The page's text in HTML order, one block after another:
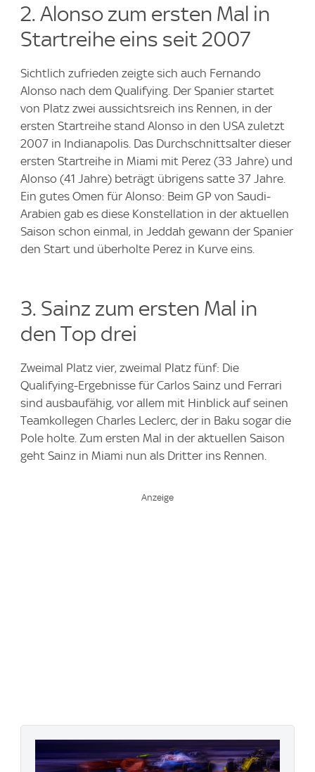
2. Alonso zum ersten Mal in
Startreihe eins seit 2007
Sichtlich zufrieden zeigte sich auch Fernando
Alonso nach dem Qualifying. Der Spanier startet
von Platz zwei aussichtsreich ins Rennen, in der
ersten Startreihe stand Alonso in den USA zuletzt
2007 in Indianapolis. Das Durchschnittsalter dieser
ersten Startreihe in Miami mit Perez (33 Jahre) und
Alonso (41 Jahre) beträgt übrigens satte 37 Jahre.
Ein gutes Omen für Alonso: Beim GP von Saudi-
Arabien gab es diese Konstellation in der aktuellen
Saison schon einmal, in Jeddah gewann der Spanier
den Start und überholte Perez in Kurve eins.
3. Sainz zum ersten Mal in
den Top drei
Zweimal Platz vier, zweimal Platz fünf: Die
Qualifying-Ergebnisse für Carlos Sainz und Ferrari
sind ausbaufähig, vor allem mit Hinblick auf seinen
Teamkollegen Charles Leclerc, der in Baku sogar die
Pole holte. Zum ersten Mal in der aktuellen Saison
geht Sainz in Miami nun als Dritter ins Rennen.